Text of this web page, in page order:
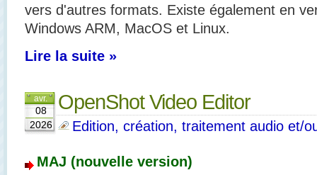
vers d'autres formats. Existe également en
Windows ARM, MacOS et Linux.
Lire la suite »
avr.
08
2026
OpenShot Video Editor
Edition, création, traitement audio et/
MAJ (nouvelle version)